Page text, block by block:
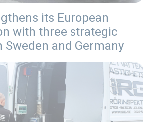
its European
with three strategic
Sweden and Germany